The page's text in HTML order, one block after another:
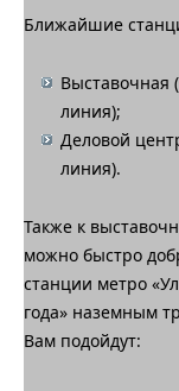
Ближайшие
Выставочная
линия);
Деловой
линия).
Также к
можно быстро
станции метро
года» наземным
Вам подойдут: